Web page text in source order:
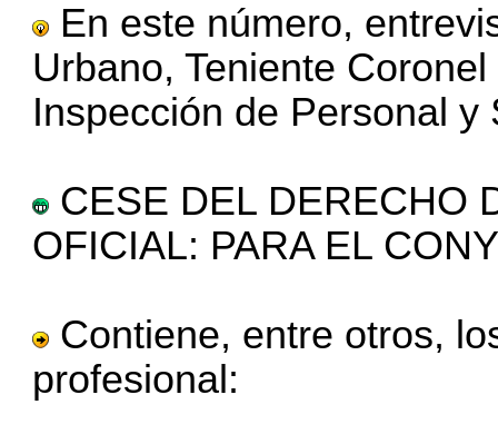
En este número,
Urbano, Teniente
Inspección de Personal
CESE DEL DERECHO
OFICIAL: PARA EL
Contiene, entre otros,
profesional: